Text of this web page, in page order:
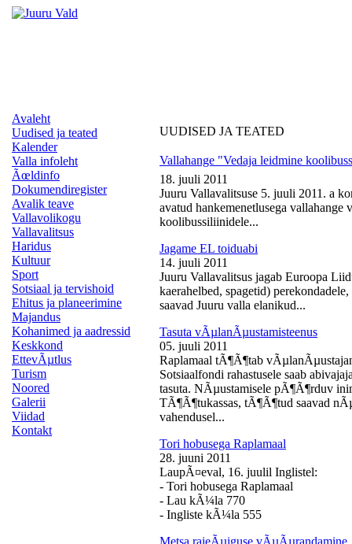
Avaleht
Uudised ja teated
Kalender
Valla infoleht
Ãœldinfo
Dokumendiregister
Avalik teave
Vallavolikogu
Vallavalitsus
Haridus
Kultuur
Sport
Sotsiaal ja tervishoid
Ehitus ja planeerimine
Majandus
Kohanimed ja aadressid
Keskkond
EttevÃµtlus
Turism
Noored
Galerii
Viidad
Kontakt
UUDISED JA TEATED
Vallahange "Vedaja leidmine
18. juuli 2011
Juuru Vallavalitsuse 5. juuli 2011. a
avatud hankemenetlusega vallahange
koolibussiliinidele...
Jagame EL toiduabi
14. juuli 2011
Juuru Vallavalitsus jagab Euroopa
kaerahelbed, spagetid)
saavad Juuru valla elanikud...
Tasuta vÃµlanÃµustamisteenus
05. juuli 2011
Raplamaal tÃ¶Ã¶tab
Sotsiaalfondi rahastusele saab
tasuta. NÃµustamisele pÃ¶Ã¶rduv
TÃ¶Ã¶tukassas, tÃ¶Ã¶tud saavad
vahendusel...
Tori hobusega Raplamaal
28. juuni 2011
LaupÃ¤eval, 16. juulil Inglistel:
- Tori hobusega Raplamaal
- Lau kÃ¼la 770
- Ingliste kÃ¼la 555
Metsa raieÃµiguse vÃµÃµrandamine